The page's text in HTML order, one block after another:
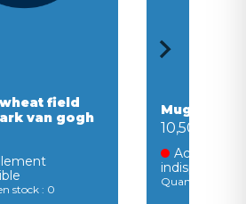
field
van gogh
stock : 0
Mug
10,50 €
indisponible
Quantité en